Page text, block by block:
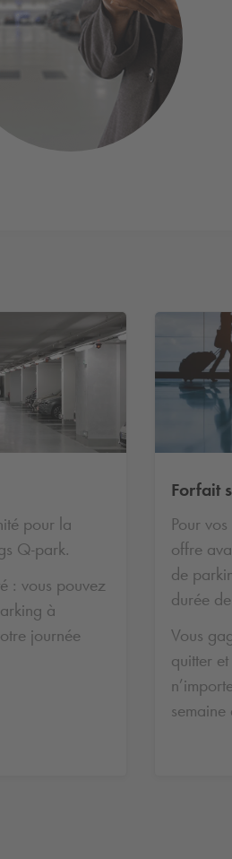
pour la
Q-park.
: vous pouvez
à
journée
Forfait
Pour
offre
de
durée
Vous
quitter